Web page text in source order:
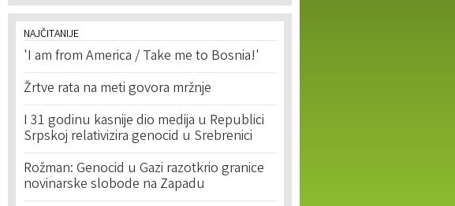
NAJČITANIJE
'I am from America / Take me to Bosnia!'
Žrtve rata na meti govora mržnje
I 31 godinu kasnije dio medija u Republici
Srpskoj relativizira genocid u Srebrenici
Rožman: Genocid u Gazi razotkrio granice
novinarske slobode na Zapadu